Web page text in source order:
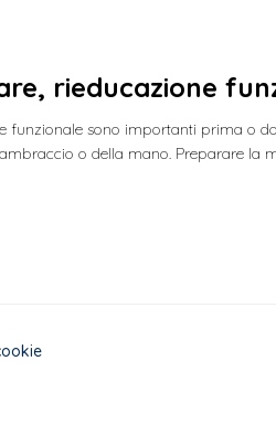
rieducazione
funzionale sono importanti prima o
o della mano. Preparare la